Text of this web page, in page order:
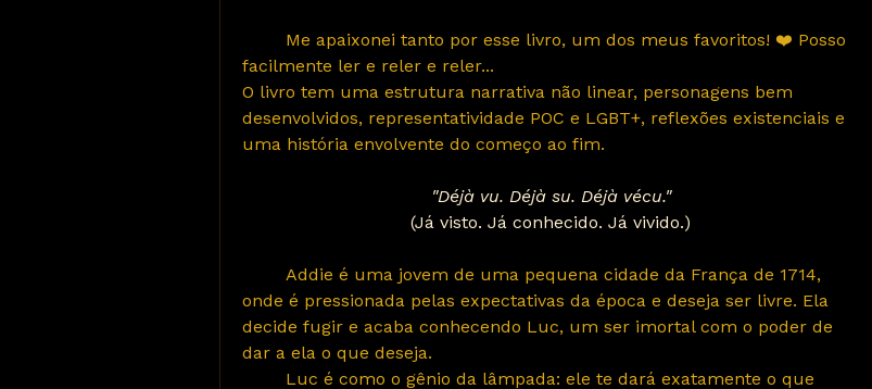
facilmente ler e reler e reler...
O livro tem uma estrutura narrativa não linear, personagens bem
desenvolvidos, representatividade POC e LGBT+, reflexões existenciais e
uma história envolvente do começo ao fim.
"Déjà vu. Déjà su. Déjà vécu."
(Já visto. Já conhecido. Já vivido.)
onde é pressionada pelas expectativas da época e deseja ser livre. Ela
decide fugir e acaba conhecendo Luc, um ser imortal com o poder de
dar a ela o que deseja.